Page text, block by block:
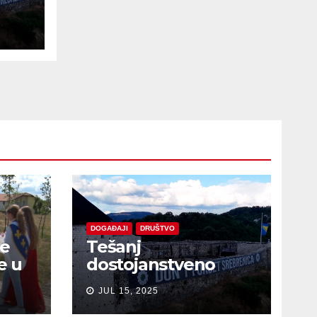
u
DOGAĐAJI DRUŠTVO
Tešanj
dostojanstveno
obilježio Dan
sjećanja na žrtve
JUL 15, 2025